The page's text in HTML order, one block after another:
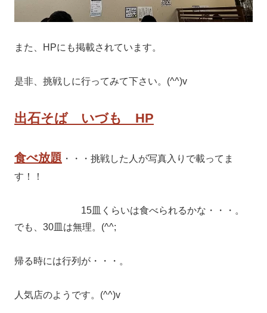
また、HPにも掲載されています。
是非、挑戦しに行ってみて下さい。(^^)v
出石そば いづも HP
食べ放題 ・・・挑戦した人が写真入りで載ってま
す！！
15皿くらいは食べられるかな・・・。
でも、30皿は無理。(^^;
帰る時には行列が・・・。
人気店のようです。(^^)v